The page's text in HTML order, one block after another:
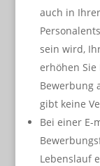
auch in
sein wird,
erhöhen Sie
Bewerbung
gibt keine
Bei einer E-
Lebenslauf